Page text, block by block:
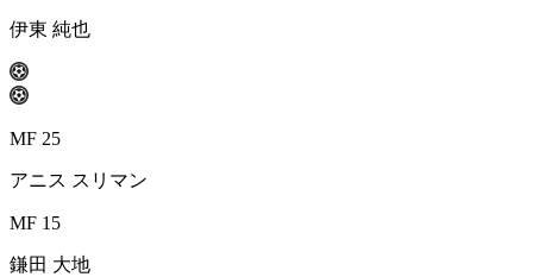
伊東 純也
MF 25
アニス スリマン
MF 15
鎌田 大地